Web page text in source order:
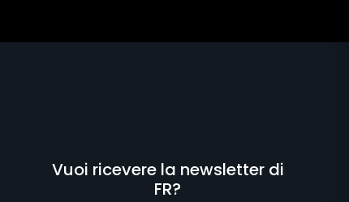
Vuoi ricevere la newsletter di
FR?